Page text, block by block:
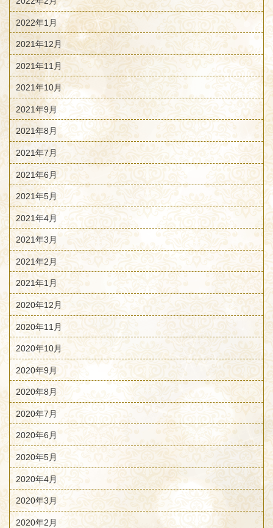
2022年1月
2021年12月
2021年11月
2021年10月
2021年9月
2021年8月
2021年7月
2021年6月
2021年5月
2021年4月
2021年3月
2021年2月
2021年1月
2020年12月
2020年11月
2020年10月
2020年9月
2020年8月
2020年7月
2020年6月
2020年5月
2020年4月
2020年3月
2020年2月